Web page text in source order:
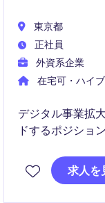
東京都
正社員
外資系企業
在宅可・ハイ
デジタル事業拡
ドするポジション
SNS・ブランド
引。
求人を